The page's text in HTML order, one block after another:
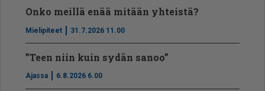
Onko meillä enää mitään yhteistä?
Mielipiteet 31.7.2026 11.00
”Teen niin kuin sydän sanoo”
Ajassa 6.8.2026 6.00